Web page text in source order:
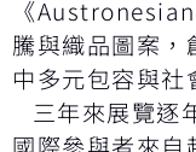
《
騰與織品圖案，
中多元包容與社
三年來展覽逐